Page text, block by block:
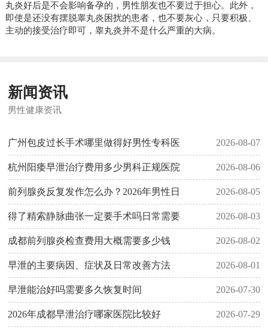
丸炎好后是不会影响备孕的，男性朋友也不要过于担心。此外，
即使是还没有摆脱睾丸炎困扰的患者，也不要灰心，只要积极、
主动的接受治疗即可，睾丸炎并不是什么严重的大病。
新闻资讯
男性健康资讯
广州包皮过长手术哪里做得好男性专科医 2026-08-07
杭州阳痿早泄治疗费用多少男科正规医院 2026-08-06
前列腺炎反复发作怎么办？2026年男性日 2026-08-05
得了精索静脉曲张一定要手术吗日常需要 2026-08-03
成都前列腺炎检查费用大概需要多少钱 2026-08-02
早泄的主要病因、症状及日常改善方法 2026-08-01
早泄能治好吗需要多久恢复时间 2026-07-30
2026年成都早泄治疗哪家医院比较好 2026-07-29